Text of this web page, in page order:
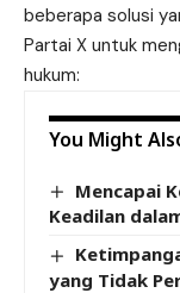
beberapa solusi
Partai X untuk
hukum:
You Might
Mencapai
Keadilan
yang Tidak